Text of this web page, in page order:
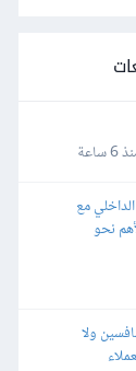
ساعة
مع
نحو
ولا